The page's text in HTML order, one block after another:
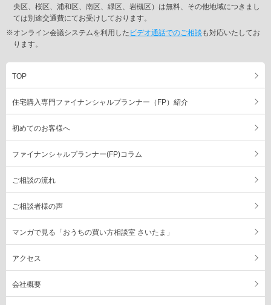
央区、桜区、浦和区、南区、緑区、岩槻区）は無料、その他地域につきまし
ては別途交通費にてお受けしております。
※オンライン会議システムを利用した ビデオ通話でのご相談 も対応いたしてお
ります。
TOP
住宅購入専門ファイナンシャルプランナー（FP）紹介
初めてのお客様へ
ファイナンシャルプランナー(FP)コラム
ご相談の流れ
ご相談者様の声
マンガで見る「おうちの買い方相談室 さいたま」
アクセス
会社概要